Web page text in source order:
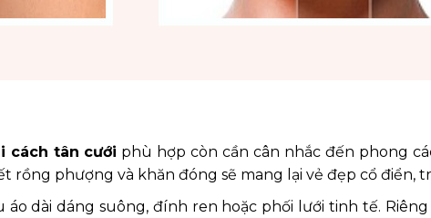
cách tân cưới phù hợp còn cần cân nhắc đến phong
rồng phượng và khăn đóng sẽ mang lại vẻ đẹp cổ điển,
dài dáng suông, đính ren hoặc phối lưới tinh tế.